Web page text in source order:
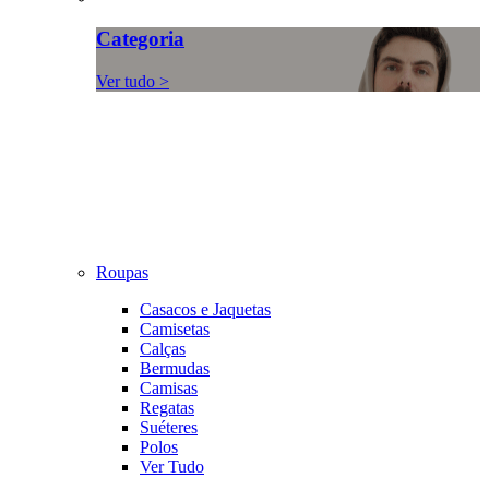
Categoria
Ver tudo >
Roupas
Casacos e Jaquetas
Camisetas
Calças
Bermudas
Camisas
Regatas
Suéteres
Polos
Ver Tudo